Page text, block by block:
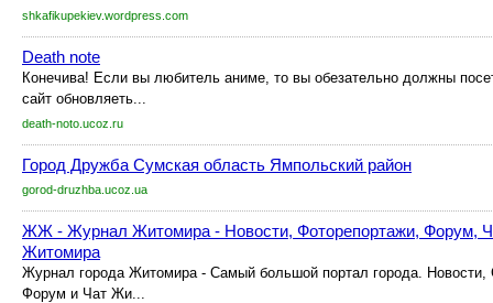
shkafikupekiev.wordpress.com
Death note
Конечива! Если вы любитель аниме, то вы обезательно должны
сайт обновляеть...
death-noto.ucoz.ru
Город Дружба Сумская область Ямпольский район
gorod-druzhba.ucoz.ua
ЖЖ - Журнал Житомира - Новости, Фоторепортажи, Форум,
Житомира
Журнал города Житомира - Самый большой портал города. Новости,
Форум и Чат Жи...